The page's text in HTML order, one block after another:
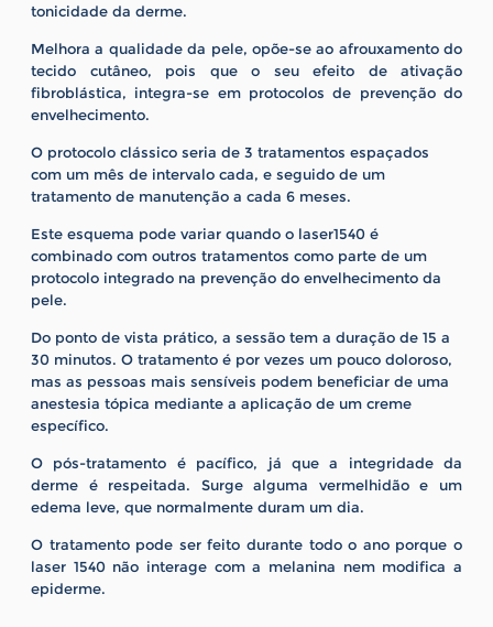
tonicidade da derme.
Melhora a qualidade da pele, opõe-se ao afrouxamento do
tecido cutâneo, pois que o seu efeito de ativação
fibroblástica, integra-se em protocolos de prevenção do
envelhecimento.
O protocolo clássico seria de 3 tratamentos espaçados
com um mês de intervalo cada, e seguido de um
tratamento de manutenção a cada 6 meses.
Este esquema pode variar quando o laser1540 é
combinado com outros tratamentos como parte de um
protocolo integrado na prevenção do envelhecimento da
pele.
Do ponto de vista prático, a sessão tem a duração de 15 a
30 minutos. O tratamento é por vezes um pouco doloroso,
mas as pessoas mais sensíveis podem beneficiar de uma
anestesia tópica mediante a aplicação de um creme
específico.
O pós-tratamento é pacífico, já que a integridade da
derme é respeitada. Surge alguma vermelhidão e um
edema leve, que normalmente duram um dia.
O tratamento pode ser feito durante todo o ano porque o
laser 1540 não interage com a melanina nem modifica a
epiderme.